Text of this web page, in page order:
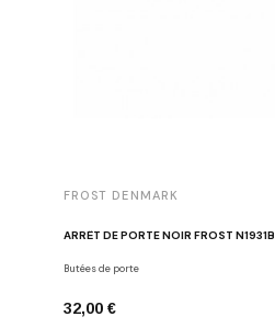
FROST DENMARK
ARRÊT DE PORTE NOIR FROST N1931B
Butées de porte
32,00 €